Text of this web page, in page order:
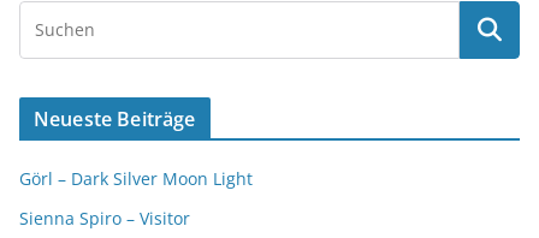
Neueste Beiträge
Görl – Dark Silver Moon Light
Sienna Spiro – Visitor